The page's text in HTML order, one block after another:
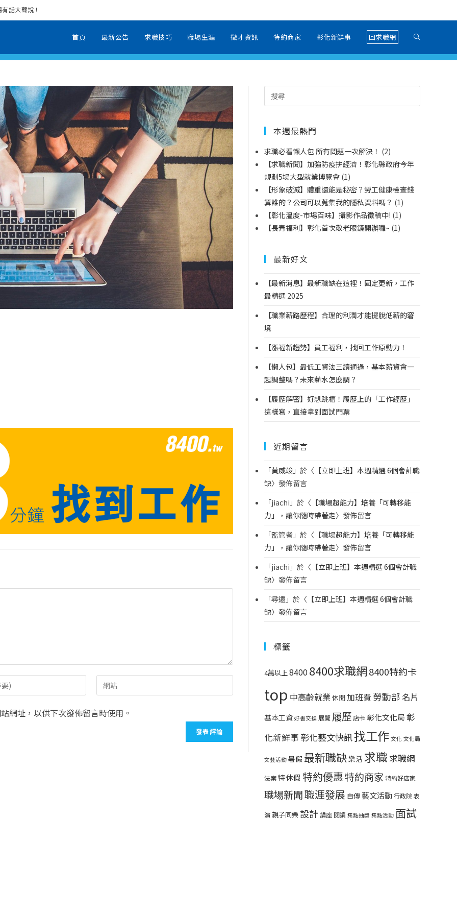
話大聲說！
首頁 最新公告 求職技巧 職場生涯 徵才資訊 特約商家 彰化新鮮事 回求職網
網址，以供下次發佈留言時使用。
本週最熱門
求職必看懶人包 所有問題一次解決！ (2)
【求職新聞】加強防疫拚經濟！彰化縣政府今年
規劃5場大型就業博覽會 (1)
【形象破滅】體重還能是秘密？勞工健康檢查錢
算誰的？公司可以蒐集我的隱私資料嗎？ (1)
【彰化溫度-市場百味】攝影作品徵稿中! (1)
【長青福利】彰化首次敬老眼鏡開辦囉~ (1)
最新好文
【最新消息】最新職缺在這裡！固定更新，工作
最精選 2025
【職業薪路歷程】合理的利潤才能擺脫低薪的窘
境
【漲福新趨勢】員工福利，找回工作原動力！
【懶人包】最低工資法三讀通過，基本薪資會一
起調整嗎？未來薪水怎麼調？
【履歷解密】好想跳槽！履歷上的「工作經歷」
這樣寫，直接拿到面試門票
近期留言
「黃威竣 」於〈 【立即上班】本週精選 6個會計職
缺〉發佈留言
「jiachi 」於〈 【職場超能力】培養「可轉移能
力」，讓你隨時帶著走〉發佈留言
「監管者 」於〈 【職場超能力】培養「可轉移能
力」，讓你隨時帶著走〉發佈留言
「jiachi 」於〈 【立即上班】本週精選 6個會計職
缺〉發佈留言
「尋遠 」於〈 【立即上班】本週精選 6個會計職
缺〉發佈留言
標籤
4萬以上8400 8400求職網8400特約卡
top 中高齡就業休閒加班費 勞動部 名片
基本工資 好書交換 展覽 履歷店卡彰化文化局彰
化新鮮事 彰化藝文快訊找工作 文化 文化局
文藝活動 暑假 最新職缺樂活求職 求職網
法案特休假 特約優惠特約商家 特約好店家
職場新聞職涯發展 自傳 藝文活動行政院表
演親子同樂 設計 講座閱讀 集點抽獎 集點活動 面試